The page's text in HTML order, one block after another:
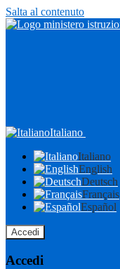
Salta al contenuto
Italiano
Italiano
English
Deutsch
Français
Español
Accedi
Accedi